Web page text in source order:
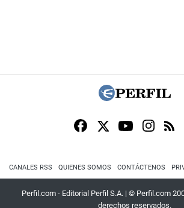
CANALES RSS QUIENES SOMOS CONTÁCTENOS
Perfil.com - Editorial Perfil S.A. | © Perfil.com
derechos reservados.